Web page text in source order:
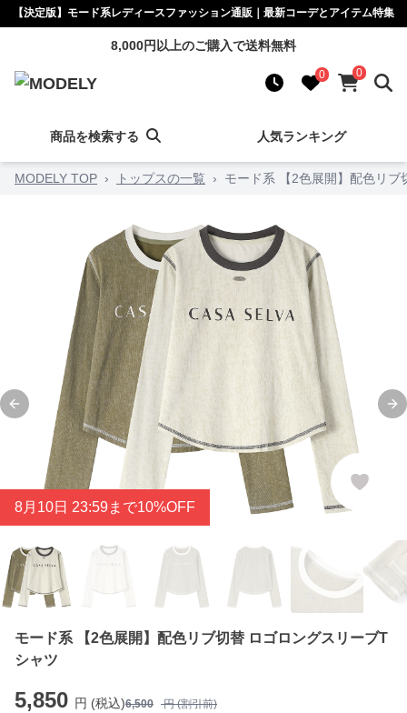
【決定版】モード系レディースファッション通販｜最新コーデとアイテム特集
8,000円以上のご購入で送料無料
0 0
商品を検索する 人気ランキング
MODELY TOP › トップスの一覧 › モード系 【2色展開】配色リ
Previous slide
8月 10日 23:59まで10%OFF
モード系 【2色展開】配色リブ切替 ロゴロングスリーブT
シャツ
5,850 円 (税込)6,500 円 (割引前)